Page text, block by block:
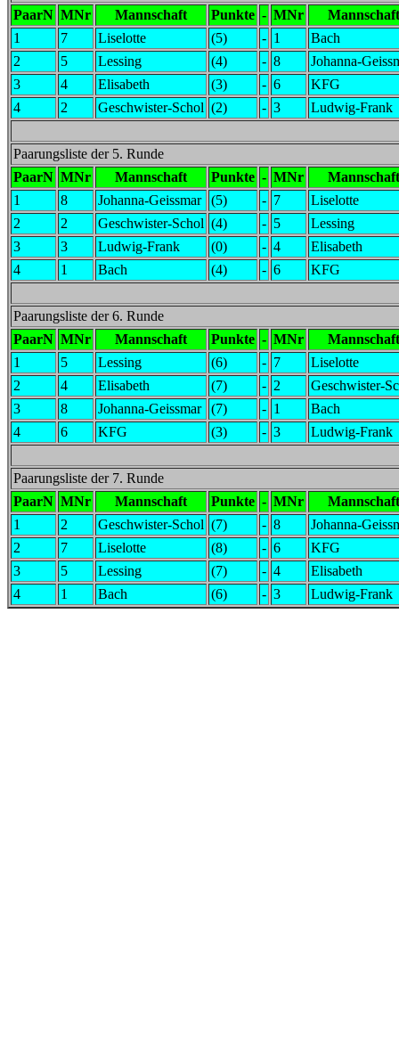
PaarN MNr Mannschaft Punkte - MNr
Mannschaft
1
7 Liselotte (5) - 1
Bach
2
5 Lessing (4) - 8
Johanna-
3
4 Elisabeth (3) - 6
KFG
4
2 Geschwister-Schol (2) - 3 Ludwig-Frank
Paarungsliste der 5. Runde
PaarN MNr Mannschaft Punkte - MNr
Mannschaft
1
8 Johanna-Geissmar (5) - 7
Liselotte
2
2 Geschwister-Schol (4) - 5
Lessing
3
3 Ludwig-Frank (0) - 4
Elisabeth
4
1 Bach (4) - 6 KFG
Paarungsliste der 6. Runde
PaarN MNr Mannschaft Punkte - MNr
Mannschaft
1
5 Lessing (6) - 7
Liselotte
2
4 Elisabeth (7) - 2
Geschwister-
3
8 Johanna-Geissmar (7) - 1
Bach
4
6 KFG (3) - 3 Ludwig-Frank
Paarungsliste der 7. Runde
PaarN MNr Mannschaft Punkte - MNr
Mannschaft
1
2 Geschwister-Schol (7) - 8
Johanna-
2
7 Liselotte (8) - 6
KFG
3
5 Lessing (7) - 4
Elisabeth
4
1 Bach (6) - 3 Ludwig-Frank